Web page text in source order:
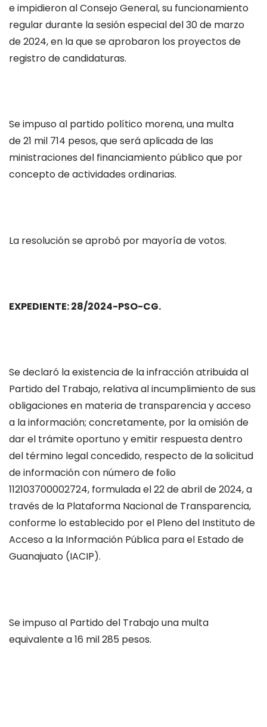
e impidieron al Consejo General, su funcionamiento
regular durante la sesión especial del 30 de marzo
de 2024, en la que se aprobaron los proyectos de
registro de candidaturas.
Se impuso al partido político morena, una multa
de 21 mil 714 pesos, que será aplicada de las
ministraciones del financiamiento público que por
concepto de actividades ordinarias.
La resolución se aprobó por mayoría de votos.
EXPEDIENTE: 28/2024-PSO-CG.
Se declaró la existencia de la infracción atribuida al
Partido del Trabajo, relativa al incumplimiento de sus
obligaciones en materia de transparencia y acceso
a la información; concretamente, por la omisión de
dar el trámite oportuno y emitir respuesta dentro
del término legal concedido, respecto de la solicitud
de información con número de folio
112103700002724, formulada el 22 de abril de 2024, a
través de la Plataforma Nacional de Transparencia,
conforme lo establecido por el Pleno del Instituto de
Acceso a la Información Pública para el Estado de
Guanajuato (IACIP).
Se impuso al Partido del Trabajo una multa
equivalente a 16 mil 285 pesos.